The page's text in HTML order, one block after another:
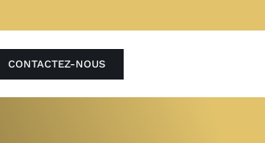
CONTACTEZ-NOUS